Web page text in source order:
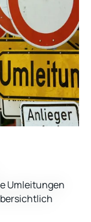
Umleitungen